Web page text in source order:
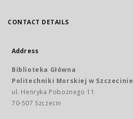
CONTACT DETAILS
Address
Biblioteka Główna
Politechniki Morskiej w Szczecinie
ul. Henryka Pobożnego 11
70-507 Szczecin